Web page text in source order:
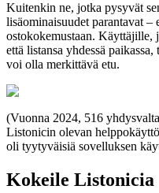
Kuitenkin ne, jotka pysyvät
lisäominaisuudet parantavat –
ostokokemustaan. Käyttäjille,
että listansa yhdessä
voi olla merkittävä etu.
(Vuonna 2024, 516
Listonicin olevan
oli tyytyväisiä sovelluksen
Kokeile Listonicia